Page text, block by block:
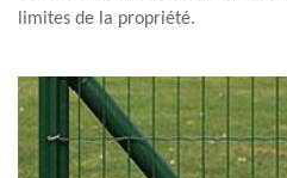
limites de la propriété.